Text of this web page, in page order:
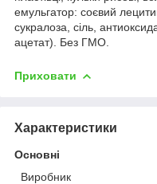
емульгатор: соєвий
сукралоза, сіль,
ацетат). Без ГМО.
Приховати
Характеристики
Основні
Виробник